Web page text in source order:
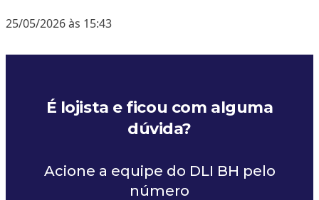
25/05/2026 às 15:43
É lojista e ficou com alguma
dúvida?
Acione a equipe do DLI BH pelo
número